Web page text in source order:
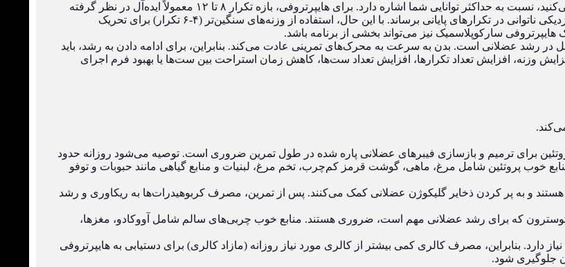
شدت تمرین به وزنه‌ای که بلند می‌کنید، نسبت به حداکثر توانایی شما اشاره دارد. برای هایپرتروفی، بازه تکرار ۸ تا ۱۲ معمولاً ایده‌آل در نظر گرفته
می‌شود، که این بازه نیازمند استفاده از وزنه‌ای است که شما را به نزدیکی ناتوانی در تکرارهای پایانی برساند. با این حال، استفاده از وزنه‌های سنگین‌تر (۴-۶ تکرار) برای تحریک
در رشد عضلانی است. بدن به سرعت به محرک‌های تمرینی عادت می‌کند. بنابراین، برای ادامه دادن به رشد، باید
وزنه، افزایش تعداد تکرارها، افزایش تعداد ست‌ها، کاهش زمان استراحت بین ست‌ها یا بهبود فرم اجرای
برای ترمیم و بازسازی فیبرهای عضلانی پاره شده در طول تمرین ضروری است. توصیه می‌شود روزانه حدود
منابع خوب پروتئین شامل مرغ، ماهی، گوشت قرمز کم‌چرب، تخم مرغ، لبنیات و منابع گیاهی مانند حبوبات و توفو
هستند و به پر کردن ذخایر گلیکوژن عضلانی کمک می‌کنند. پس از تمرین، مصرف کربوهیدرات‌ها به ریکاوری و رشد
که برای رشد عضلانی مهم است، ضروری هستند. منابع خوب چربی‌های سالم شامل آووکادو، مغزها،
دارد. بنابراین، مصرف کالری کمی بیشتر از کالری مورد نیاز روزانه (مازاد کالری) برای دستیابی به هایپرتروفی
جلوگیری شود.